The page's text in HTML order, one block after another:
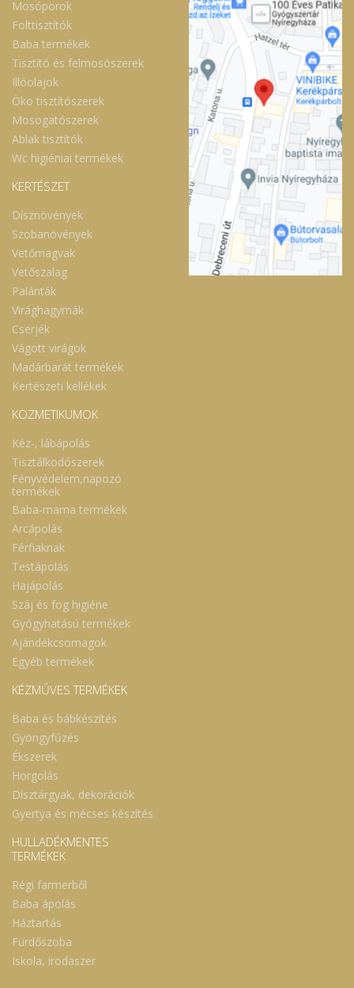
idegrendszerének harmonizálására, és
szellemi frissességének megőrzésére
garantáltan szennyeződésmentes,
Magyarországon termesztett, 100%-
ban természetes, ám hatásos (kiváló
minőségű, magas hatóanyagtartalmú)
készítményt keres. Amit magasan képzett
szakemberek közreműködésével
(természetgyógyász-fitoterapeuta, orvos,
étrend-kiegészítő tanácsadó
közreműködésével, szakgyógyszerész,
gyógyszertechnólogia doktora,
természetgyógyász által ellenőrzött
gyártástechnológiával) hozunk létre,
gazdaságos megoldást kínálva, rövid
kúrákra is alkalmas csomagolásban.
Hogyan adagolja a gomba DR.
NYUGALOM folyékony gombakivonatot?
Mennyiség: 100ml/50 ml. Ajánlott napi
adag: kutyáknak naponta 5-10 kg között 2
ml, 10-20 kg között 3,5 ml, 20 kg fölött 5 ml
napi adagban. Használat előtt felrázandó!
ajánlott elfogyasztani. Mire kell figyelnem
a kúra során? A kínai hernyógomba
feltételezhető hormonális és egyes
sejtféleségek szaporodását gátló hatása
biztonsági okokból nem ajánlott. Ismert
gombaallergiában a készítmény
ne lépje túl. A gomba DR.
NYUGALOM folyékony gombakivonat
étrend-kiegészítő készítmény, ami nem
tekinthető gyógyszernek, nem alkalmas
gyógyítására, és nem helyettesíti az orvosi
tárolása Eredeti csomagolásában, sötét,
elől biztonságosan elzárva tárolandó.
Gondos tárolás mellett minőségét a
csomagoláson feltüntetett ideig őrzi meg.
Mosóporok
Folttisztítók
Baba termékek
Tisztító és felmosószerek
Illóolajok
Öko tisztítószerek
Mosogatószerek
Ablak tisztítók
Wc higiéniai termékek
KERTÉSZET
Dísznövények
Szobanövények
Vetőmagvak
Vetőszalag
Palánták
Virághagymák
Cserjék
Vágott virágok
Madárbarát termékek
Kertészeti kellékek
KOZMETIKUMOK
Kéz-, lábápolás
Tisztálkodószerek
Fényvédelem,napozó
termékek
Baba-mama termékek
Arcápolás
Férfiaknak
Testápolás
Hajápolás
Száj és fog higiéne
Gyógyhatású termékek
Ajándékcsomagok
Egyéb termékek
KÉZMŰVES TERMÉKEK
Baba és bábkészítés
Gyöngyfűzés
Ékszerek
Horgolás
Dísztárgyak, dekorációk
Gyertya és mécses készítés
HULLADÉKMENTES
TERMÉKEK
Régi farmerből
Baba ápolás
Háztartás
Fürdőszoba
Iskola, irodaszer